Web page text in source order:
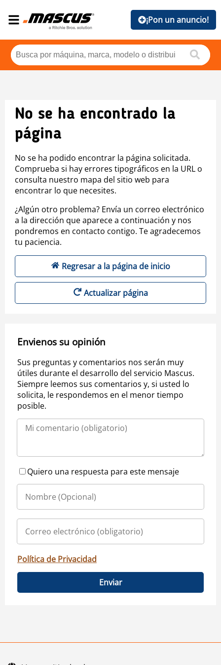
¡Pon un anuncio!
No se ha encontrado la
página
No se ha podido encontrar la página solicitada.
Comprueba si hay errores tipográficos en la URL o
consulta nuestro mapa del sitio web para
encontrar lo que necesites.
¿Algún otro problema? Envía un correo electrónico
a la dirección que aparece a continuación y nos
pondremos en contacto contigo. Te agradecemos
tu paciencia.
Regresar a la página de inicio
Actualizar página
Envienos su opinión
Sus preguntas y comentarios nos serán muy
útiles durante el desarrollo del servicio Mascus.
Siempre leemos sus comentarios y, si usted lo
solicita, le respondemos en el menor tiempo
posible.
Quiero una respuesta para este mensaje
Política de Privacidad
Enviar